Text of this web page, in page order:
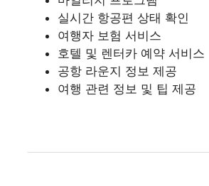
실시간 항공편 상태 확인
여행자 보험 서비스
호텔 및 렌터카 예약 서비스
공항 라운지 정보 제공
여행 관련 정보 및 팁 제공